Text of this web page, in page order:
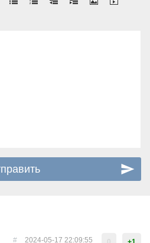
2024-05-17 22:09:55
#